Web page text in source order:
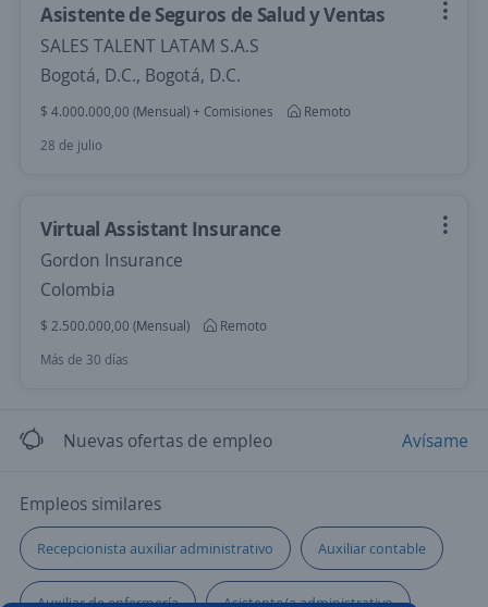
Asistente de Seguros de Salud y Ventas
SALES TALENT LATAM S.A.S
Bogotá, D.C., Bogotá, D.C.
$ 4.000.000,00 (Mensual) + Comisiones
Remoto
28 de julio
Virtual Assistant Insurance
Gordon Insurance
Colombia
$ 2.500.000,00 (Mensual)
Remoto
Más de 30 días
Nuevas ofertas de empleo Avísame
Empleos similares
Recepcionista auxiliar administrativo Auxiliar contable
Auxiliar de enfermería Asistente/a administrativo